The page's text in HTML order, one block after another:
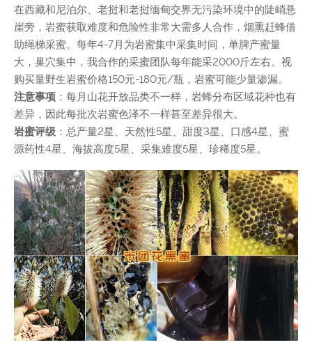
在西藏和尼泊尔、老挝和老挝缅甸交界无污染环境中的陡峭悬
崖旁，岩蜜获取难度和危险性非常大需多人合作，烟熏赶蜂借
助绳梯采蜜。每年4-7月为岩蜜集中采集时间，单脾产蜜量
大，巢穴集中，我合作的采蜜团队每年能采2000斤左右。视
购买量野生岩蜜价格150元-180元/瓶，岩蜜可能少量渗漏。
注意事项 ：每月山花开放品类不一样，岩蜂分布区域花种也有
差异，因此每批次岩蜜色泽不一样甚至差异很大。
岩蜜评级 ：总产量2星、天然性5星、甜度3星、口感4星、蜜
源药性4星、海拔高度5星、采集难度5星、珍稀度5星。